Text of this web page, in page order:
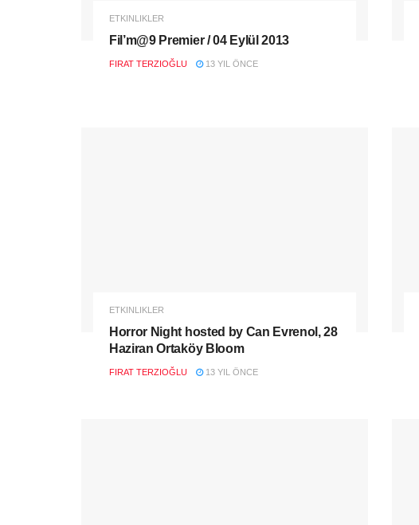
ETKINLIKLER
Fil’m@9 Premier / 04 Eylül 2013
FIRAT TERZIOĞLU 13 YIL ÖNCE
ETKINLIKLER
Horror Night hosted by Can Evrenol, 28
Haziran Ortaköy Bloom
FIRAT TERZIOĞLU 13 YIL ÖNCE